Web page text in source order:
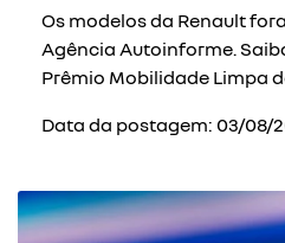
Os modelos da Renault
Agência Autoinforme.
Prêmio Mobilidade Limpa
Data da postagem: 03/08/